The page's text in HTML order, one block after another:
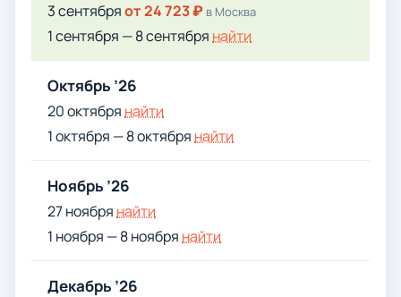
3 сентябряот 24 723 ₽ в Москва
1 сентября — 8 сентября найти
Октябрь ’26
20 октября найти
1 октября — 8 октября найти
Ноябрь ’26
27 ноября найти
1 ноября — 8 ноября найти
Декабрь ’26